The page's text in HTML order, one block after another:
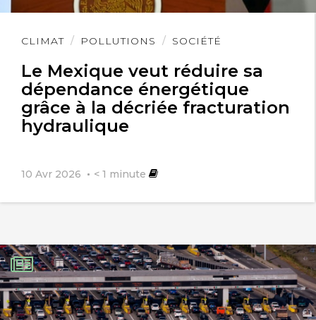
CLIMAT POLLUTIONS SOCIÉTÉ
Le Mexique veut réduire sa
dépendance énergétique
grâce à la décriée fracturation
hydraulique
10 Avr 2026 < 1 minute
Lire